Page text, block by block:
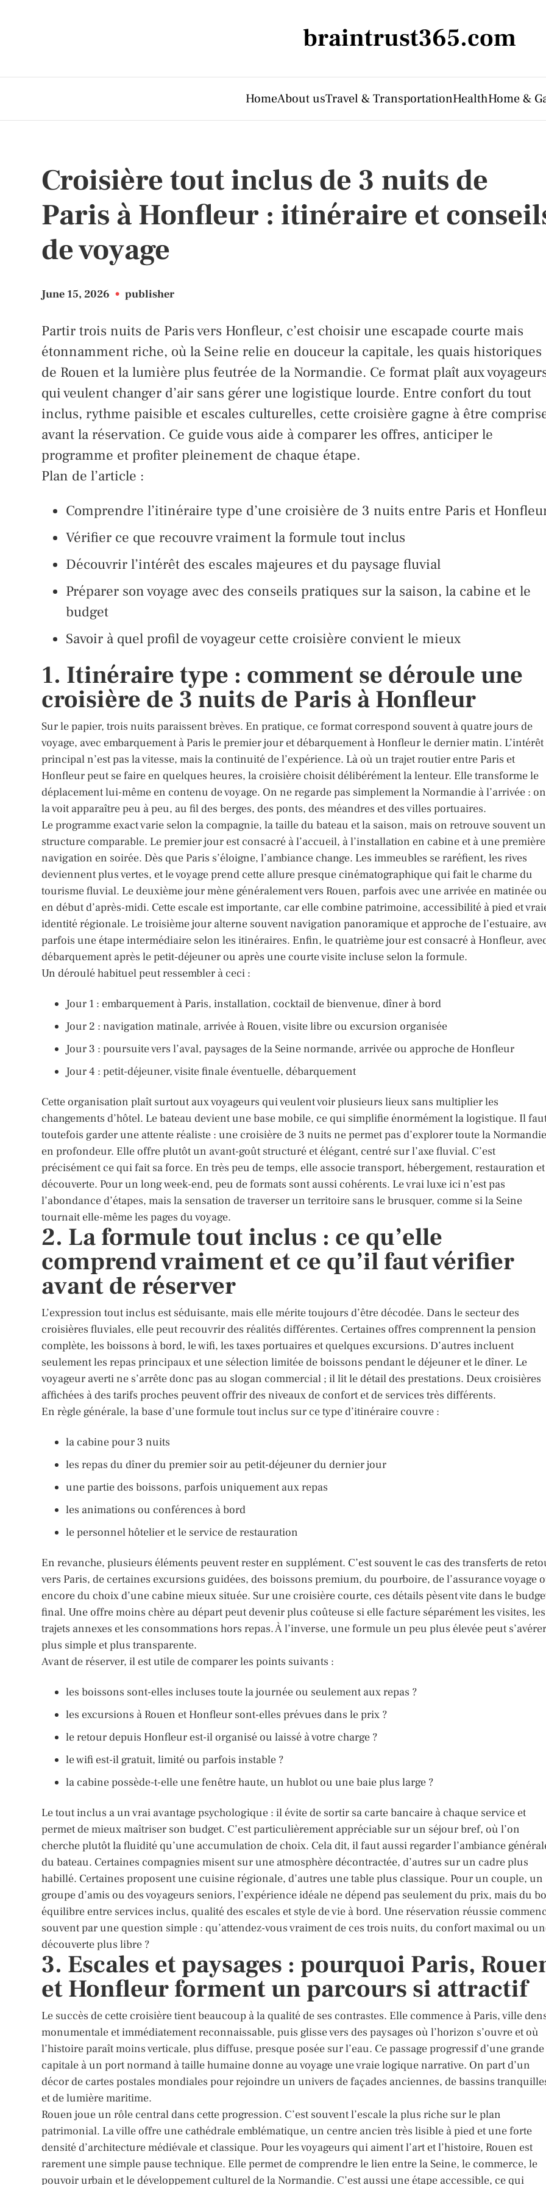
braintrust365.com
HomeAbout usTravel & TransportationHealthHome &
Croisière tout inclus de 3 nuits de
Paris à Honfleur : itinéraire et
de voyage
June 15, 2026 • publisher
Partir trois nuits de Paris vers Honfleur, c’est choisir une escapade courte mais
étonnamment riche, où la Seine relie en douceur la capitale, les quais historiques
de Rouen et la lumière plus feutrée de la Normandie. Ce format plaît aux
qui veulent changer d’air sans gérer une logistique lourde. Entre confort du tout
inclus, rythme paisible et escales culturelles, cette croisière gagne à être
avant la réservation. Ce guide vous aide à comparer les offres, anticiper le
programme et profiter pleinement de chaque étape.
Plan de l’article :
Comprendre l’itinéraire type d’une croisière de 3 nuits entre Paris et
Vérifier ce que recouvre vraiment la formule tout inclus
Découvrir l’intérêt des escales majeures et du paysage fluvial
Préparer son voyage avec des conseils pratiques sur la saison, la cabine et le
budget
Savoir à quel profil de voyageur cette croisière convient le mieux
1. Itinéraire type : comment se déroule une
croisière de 3 nuits de Paris à Honfleur
Sur le papier, trois nuits paraissent brèves. En pratique, ce format correspond souvent à quatre jours de
voyage, avec embarquement à Paris le premier jour et débarquement à Honfleur le dernier matin. L’intérêt
principal n’est pas la vitesse, mais la continuité de l’expérience. Là où un trajet routier entre Paris et
Honfleur peut se faire en quelques heures, la croisière choisit délibérément la lenteur. Elle transforme le
déplacement lui-même en contenu de voyage. On ne regarde pas simplement la Normandie à l’arrivée : on
la voit apparaître peu à peu, au fil des berges, des ponts, des méandres et des villes portuaires.
Le programme exact varie selon la compagnie, la taille du bateau et la saison, mais on retrouve souvent
structure comparable. Le premier jour est consacré à l’accueil, à l’installation en cabine et à une première
navigation en soirée. Dès que Paris s’éloigne, l’ambiance change. Les immeubles se raréfient, les rives
deviennent plus vertes, et le voyage prend cette allure presque cinématographique qui fait le charme du
tourisme fluvial. Le deuxième jour mène généralement vers Rouen, parfois avec une arrivée en matinée ou
en début d’après-midi. Cette escale est importante, car elle combine patrimoine, accessibilité à pied et
identité régionale. Le troisième jour alterne souvent navigation panoramique et approche de l’estuaire,
parfois une étape intermédiaire selon les itinéraires. Enfin, le quatrième jour est consacré à Honfleur,
débarquement après le petit-déjeuner ou après une courte visite incluse selon la formule.
Un déroulé habituel peut ressembler à ceci :
Jour 1 : embarquement à Paris, installation, cocktail de bienvenue, dîner à bord
Jour 2 : navigation matinale, arrivée à Rouen, visite libre ou excursion organisée
Jour 3 : poursuite vers l’aval, paysages de la Seine normande, arrivée ou approche de Honfleur
Jour 4 : petit-déjeuner, visite finale éventuelle, débarquement
Cette organisation plaît surtout aux voyageurs qui veulent voir plusieurs lieux sans multiplier les
changements d’hôtel. Le bateau devient une base mobile, ce qui simplifie énormément la logistique. Il
toutefois garder une attente réaliste : une croisière de 3 nuits ne permet pas d’explorer toute la Normandie
en profondeur. Elle offre plutôt un avant-goût structuré et élégant, centré sur l’axe fluvial. C’est
précisément ce qui fait sa force. En très peu de temps, elle associe transport, hébergement, restauration et
découverte. Pour un long week-end, peu de formats sont aussi cohérents. Le vrai luxe ici n’est pas
l’abondance d’étapes, mais la sensation de traverser un territoire sans le brusquer, comme si la Seine
tournait elle-même les pages du voyage.
2. La formule tout inclus : ce qu’elle
comprend vraiment et ce qu’il faut vérifier
avant de réserver
L’expression tout inclus est séduisante, mais elle mérite toujours d’être décodée. Dans le secteur des
croisières fluviales, elle peut recouvrir des réalités différentes. Certaines offres comprennent la pension
complète, les boissons à bord, le wifi, les taxes portuaires et quelques excursions. D’autres incluent
seulement les repas principaux et une sélection limitée de boissons pendant le déjeuner et le dîner. Le
voyageur averti ne s’arrête donc pas au slogan commercial ; il lit le détail des prestations. Deux croisières
affichées à des tarifs proches peuvent offrir des niveaux de confort et de services très différents.
En règle générale, la base d’une formule tout inclus sur ce type d’itinéraire couvre :
la cabine pour 3 nuits
les repas du dîner du premier soir au petit-déjeuner du dernier jour
une partie des boissons, parfois uniquement aux repas
les animations ou conférences à bord
le personnel hôtelier et le service de restauration
En revanche, plusieurs éléments peuvent rester en supplément. C’est souvent le cas des transferts de
vers Paris, de certaines excursions guidées, des boissons premium, du pourboire, de l’assurance voyage
encore du choix d’une cabine mieux située. Sur une croisière courte, ces détails pèsent vite dans le
final. Une offre moins chère au départ peut devenir plus coûteuse si elle facture séparément les visites, les
trajets annexes et les consommations hors repas. À l’inverse, une formule un peu plus élevée peut s’avérer
plus simple et plus transparente.
Avant de réserver, il est utile de comparer les points suivants :
les boissons sont-elles incluses toute la journée ou seulement aux repas ?
les excursions à Rouen et Honfleur sont-elles prévues dans le prix ?
le retour depuis Honfleur est-il organisé ou laissé à votre charge ?
le wifi est-il gratuit, limité ou parfois instable ?
la cabine possède-t-elle une fenêtre haute, un hublot ou une baie plus large ?
Le tout inclus a un vrai avantage psychologique : il évite de sortir sa carte bancaire à chaque service et
permet de mieux maîtriser son budget. C’est particulièrement appréciable sur un séjour bref, où l’on
cherche plutôt la fluidité qu’une accumulation de choix. Cela dit, il faut aussi regarder l’ambiance
du bateau. Certaines compagnies misent sur une atmosphère décontractée, d’autres sur un cadre plus
habillé. Certaines proposent une cuisine régionale, d’autres une table plus classique. Pour un couple, un
groupe d’amis ou des voyageurs seniors, l’expérience idéale ne dépend pas seulement du prix, mais du
équilibre entre services inclus, qualité des escales et style de vie à bord. Une réservation réussie
souvent par une question simple : qu’attendez-vous vraiment de ces trois nuits, du confort maximal ou
découverte plus libre ?
3. Escales et paysages : pourquoi Paris,
et Honfleur forment un parcours si attractif
Le succès de cette croisière tient beaucoup à la qualité de ses contrastes. Elle commence à Paris, ville
monumentale et immédiatement reconnaissable, puis glisse vers des paysages où l’horizon s’ouvre et où
l’histoire paraît moins verticale, plus diffuse, presque posée sur l’eau. Ce passage progressif d’une grande
capitale à un port normand à taille humaine donne au voyage une vraie logique narrative. On part d’un
décor de cartes postales mondiales pour rejoindre un univers de façades anciennes, de bassins
et de lumière maritime.
Rouen joue un rôle central dans cette progression. C’est souvent l’escale la plus riche sur le plan
patrimonial. La ville offre une cathédrale emblématique, un centre ancien très lisible à pied et une forte
densité d’architecture médiévale et classique. Pour les voyageurs qui aiment l’art et l’histoire, Rouen est
rarement une simple pause technique. Elle permet de comprendre le lien entre la Seine, le commerce, le
pouvoir urbain et le développement culturel de la Normandie. C’est aussi une étape accessible, ce qui